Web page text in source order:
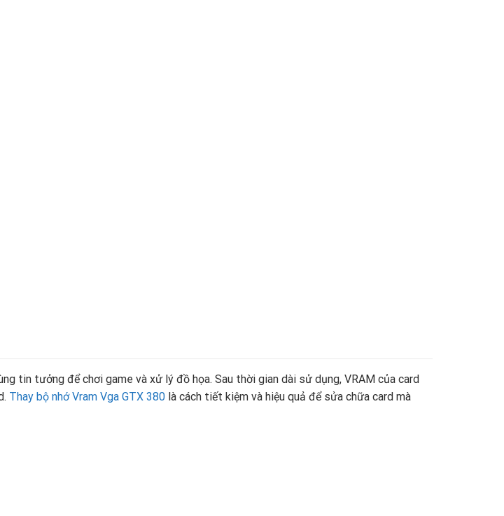
tin tưởng để chơi game và xử lý đồ họa. Sau thời gian dài sử dụng, VRAM của card
Thay bộ nhớ Vram Vga GTX 380 là cách tiết kiệm và hiệu quả để sửa chữa card mà